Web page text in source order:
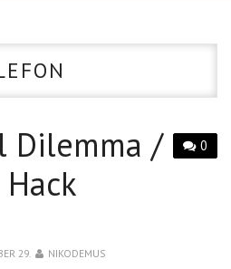
0
Dilemma /
29. NIKODEMUS